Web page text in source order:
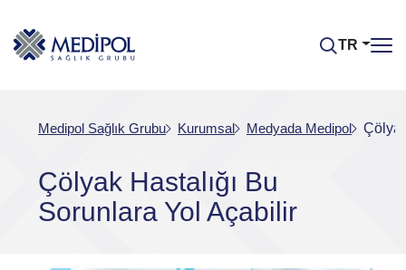
TR
Medipol Sağlık Grubu Kurumsal Medyada Medipol
Çölyak Hastalığı Bu
Sorunlara Yol Açabilir